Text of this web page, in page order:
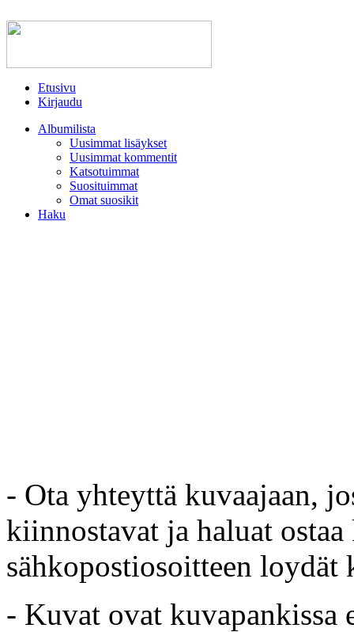
Etusivu
Kirjaudu
Albumilista
Uusimmat lisäykset
Uusimmat kommentit
Katsotuimmat
Suosituimmat
Omat suosikit
Haku
- Ota yhteyttä kuvaajaan,
kiinnostavat ja haluat
sähkopostiosoitteen loydät
- Kuvat ovat kuvapankissa